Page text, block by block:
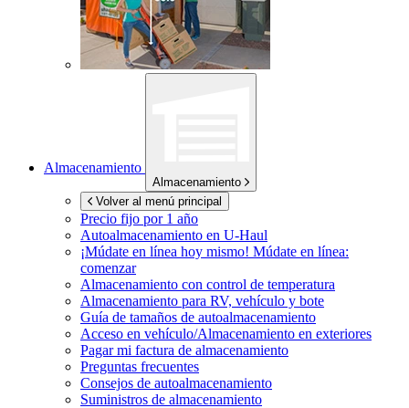
Almacenamiento
Almacenamiento
Volver al menú principal
Precio fijo por 1 año
Autoalmacenamiento en U-Haul
¡Múdate en línea hoy mismo! Múdate en línea:
comenzar
Almacenamiento con control de temperatura
Almacenamiento para RV, vehículo y bote
Guía de tamaños de autoalmacenamiento
Acceso en vehículo/Almacenamiento en exteriores
Pagar mi factura de almacenamiento
Preguntas frecuentes
Consejos de autoalmacenamiento
Suministros de almacenamiento